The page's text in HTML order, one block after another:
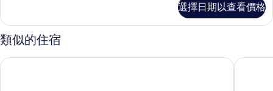
的
所
相
的
詳
情
的
所
有
相
套
房,
多
床
選擇日期以查看價格
類似的住宿
峇里島水明漾萬怡度假村 峇里島